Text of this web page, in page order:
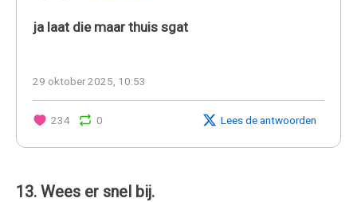
ja laat die maar thuis sgat
29 oktober 2025, 10:53
234 0 Lees de antwoorden
13. Wees er snel bij.